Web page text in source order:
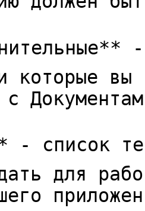
-
которые
- список
для